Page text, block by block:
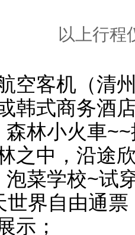
以上行程
空客机（清
韩式商务酒
森林小火車
之中，沿途
菜学校~试
世界自由通
示；